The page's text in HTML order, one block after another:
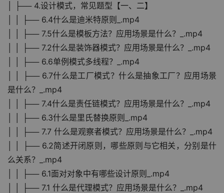
│ ├── 4.设计模式，常见题型【一、二】
│ │ ├── 6.4什么是迪米特原则_.mp4
│ │ ├── 7.5什么是模板方法？应用场景是什么？_.mp4
│ │ ├── 7.2什么是装饰器模式？应用场景是什么？_.mp4
│ │ ├── 6.6单例模式多线程？_.mp4
│ │ ├── 6.7什么是工厂模式？什么是抽象工厂？应用场景
是什么？_.mp4
│ │ ├── 7.4什么是责任链模式？应用场景是什么？_.mp4
│ │ ├── 6.3什么是里氏替换原则_.mp4
│ │ ├── 7.7 什么是观察者模式？应用场景是什么？_.mp4
│ │ ├── 6.2简述开闭原则，哪些原则与它相关，分别是什
么关系？_.mp4
│ │ ├── 6.1面对对象中有哪些设计原则_.mp4
│ │ ├── 7.1 什么是代理模式？应用场景是什么？_.mp4